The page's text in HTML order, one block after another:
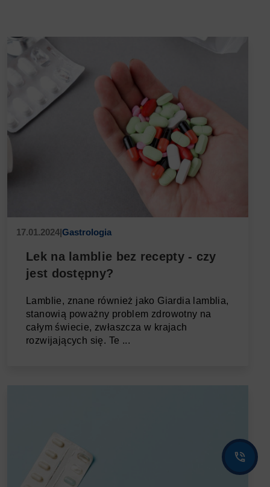
17.01.2024|Gastrologia
Lek na lamblie bez recepty - czy
jest dostępny?
Lamblie, znane również jako Giardia lamblia,
stanowią poważny problem zdrowotny na
całym świecie, zwłaszcza w krajach
rozwijających się. Te ...